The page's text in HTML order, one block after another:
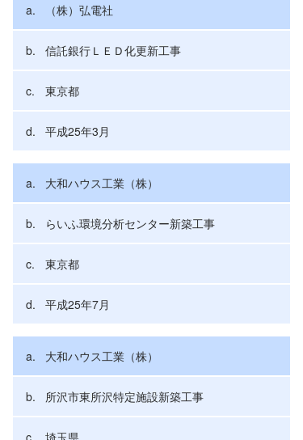
（株）弘電社
信託銀行ＬＥＤ化更新工事
東京都
平成25年3月
大和ハウス工業（株）
らいふ環境分析センター新築工事
東京都
平成25年7月
大和ハウス工業（株）
所沢市東所沢特定施設新築工事
埼玉県